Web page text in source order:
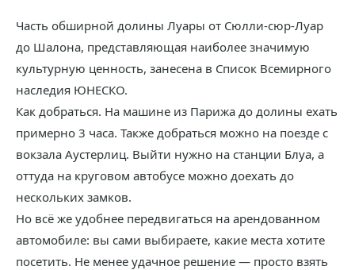
Часть обширной долины Луары от Сюлли-сюр-Луар
до Шалона, представляющая наиболее значимую
культурную ценность, занесена в Список Всемирного
наследия ЮНЕСКО.
Как добраться. На машине из Парижа до долины ехать
примерно 3 часа. Также добраться можно на поезде с
вокзала Аустерлиц. Выйти нужно на станции Блуа, а
оттуда на круговом автобусе можно доехать до
нескольких замков.
Но всё же удобнее передвигаться на арендованном
автомобиле: вы сами выбираете, какие места хотите
посетить. Не менее удачное решение — просто взять